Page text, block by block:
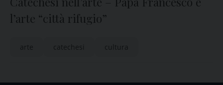
l’arte “città rifugio”
arte catechesi cultura